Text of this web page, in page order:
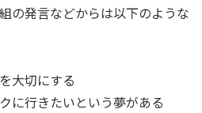
の発言などからは以下のような
大切にする
に行きたいという夢がある